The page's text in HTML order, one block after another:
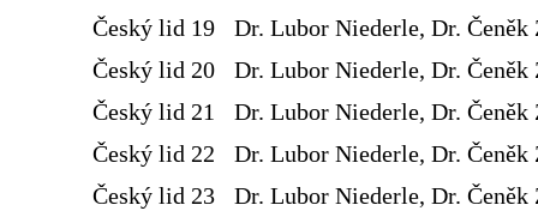
Český lid 19
Dr. Lubor Niederle, Dr. Čeněk
Český lid 20
Dr. Lubor Niederle, Dr. Čeněk
Český lid 21
Dr. Lubor Niederle, Dr. Čeněk
Český lid 22
Dr. Lubor Niederle, Dr. Čeněk
Český lid 23
Dr. Lubor Niederle, Dr. Čeněk